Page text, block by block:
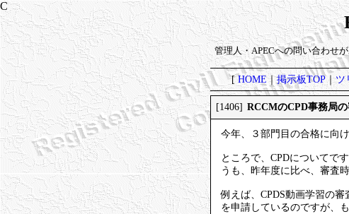
管理人・APECへの問い合わせ
[HOME｜掲示板TOP｜ツ
[1406] RCCMのCPD事務局
今年、３部門目の合格に向
ところで、CPDについてで
うも、昨年度に比べ、審査
例えば、CPDS動画学習の
を申請しているのですが、